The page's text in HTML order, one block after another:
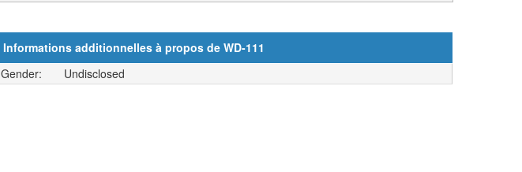
Informations additionnelles à propos de WD-111
Gender:
Undisclosed